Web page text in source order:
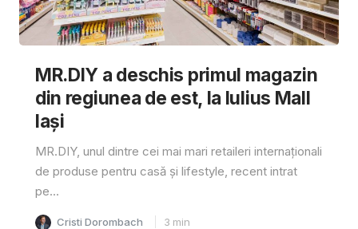
MR.DIY a deschis primul magazin
din regiunea de est, la Iulius Mall
Iași
MR.DIY, unul dintre cei mai mari retaileri internaționali
de produse pentru casă și lifestyle, recent intrat
pe...
Cristi Dorombach 3 min